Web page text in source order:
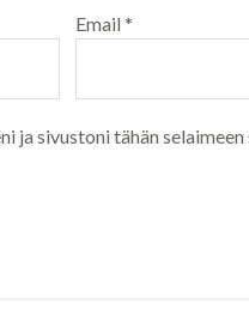
Email *
ja sivustoni tähän selaimeen